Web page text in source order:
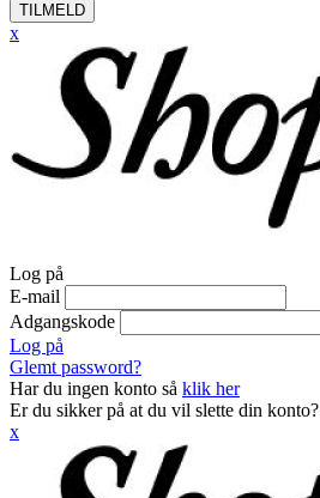
TILMELD
x
Log på
E-mail
Adgangskode
Log på
Glemt password?
Har du ingen konto så klik her
Er du sikker på at du vil slette din konto?
x